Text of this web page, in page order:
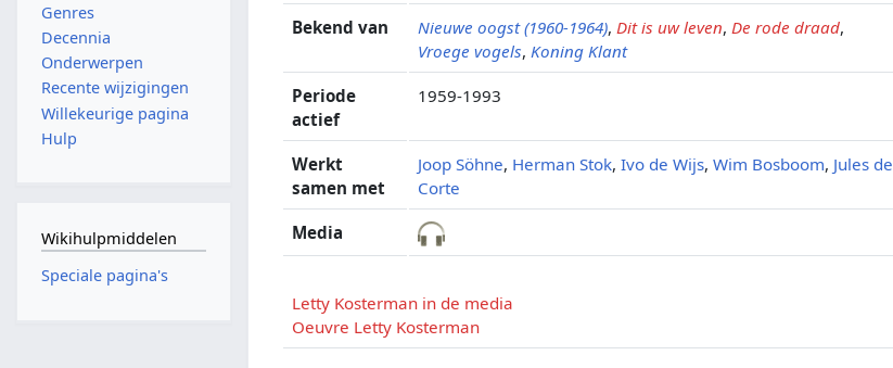
Bekend van Nieuwe oogst (1960-1964), Dit is uw leven, De rode draad,
Vroege vogels, Koning Klant
Periode
actief
1959-1993
Werkt
samen met
Joop Söhne, Herman Stok,Ivo de Wijs,Wim Bosboom, Jules de
Corte
Media
Letty Kosterman in de media
Oeuvre Letty Kosterman
Genres
Decennia
Onderwerpen
Recente wijzigingen
Willekeurige pagina
Hulp
Wikihulpmiddelen
Speciale pagina's